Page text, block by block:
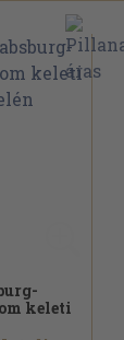
keleti